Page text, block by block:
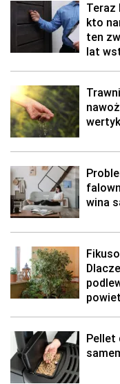
Teraz
kto
ten
lat
wina
Pellet